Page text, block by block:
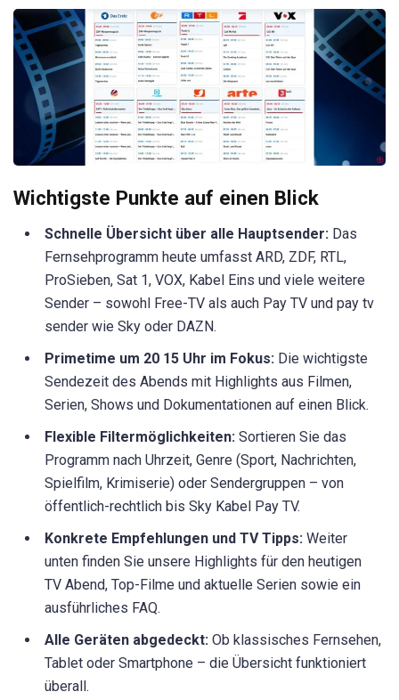
Wichtigste Punkte auf einen Blick
Schnelle Übersicht über alle Hauptsender: Das
Fernsehprogramm heute umfasst ARD, ZDF, RTL,
ProSieben, Sat 1, VOX, Kabel Eins und viele weitere
Sender – sowohl Free-TV als auch Pay TV und pay tv
sender wie Sky oder DAZN.
Primetime um 20 15 Uhr im Fokus: Die wichtigste
Sendezeit des Abends mit Highlights aus Filmen,
Serien, Shows und Dokumentationen auf einen Blick.
Flexible Filtermöglichkeiten: Sortieren Sie das
Programm nach Uhrzeit, Genre (Sport, Nachrichten,
Spielfilm, Krimiserie) oder Sendergruppen – von
öffentlich-rechtlich bis Sky Kabel Pay TV.
Konkrete Empfehlungen und TV Tipps: Weiter
unten finden Sie unsere Highlights für den heutigen
TV Abend, Top-Filme und aktuelle Serien sowie ein
ausführliches FAQ.
Alle Geräten abgedeckt: Ob klassisches Fernsehen,
Tablet oder Smartphone – die Übersicht funktioniert
überall.